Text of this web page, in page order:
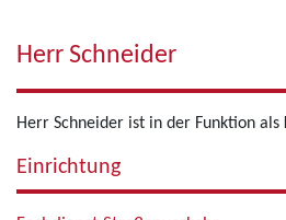
Herr Schneider
Herr Schneider ist in der Funktion als
Einrichtung